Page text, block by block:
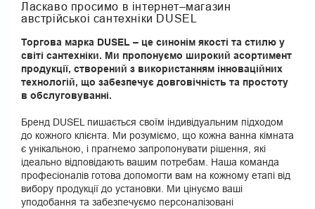
Ласкаво просимо в інтернет–магазин
австрійськоі сантехніки DUSEL
Торгова марка DUSEL – це синонім якості та стилю у
світі сантехніки. Ми пропонуємо широкий асортимент
продукції, створений з використанням інноваційних
технологій, що забезпечує довговічність та простоту
в обслуговуванні.
Бренд DUSEL пишається своїм індивідуальним підходом
до кожного клієнта. Ми розуміємо, що кожна ванна кімната
є унікальною, і прагнемо запропонувати рішення, які
ідеально відповідають вашим потребам. Наша команда
професіоналів готова допомогти вам на кожному етапі від
вибору продукції до установки. Ми цінуємо ваші
уподобання та забезпечуємо персоналізовані